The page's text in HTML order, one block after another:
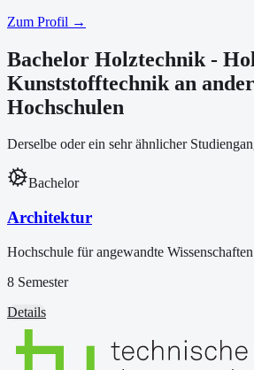
Zum Profil →
Bachelor Holztechnik -
Kunststofftechnik an
Hochschulen
Derselbe oder ein sehr ähnlicher
Bachelor
Architektur
Hochschule für angewandte
8 Semester
Details